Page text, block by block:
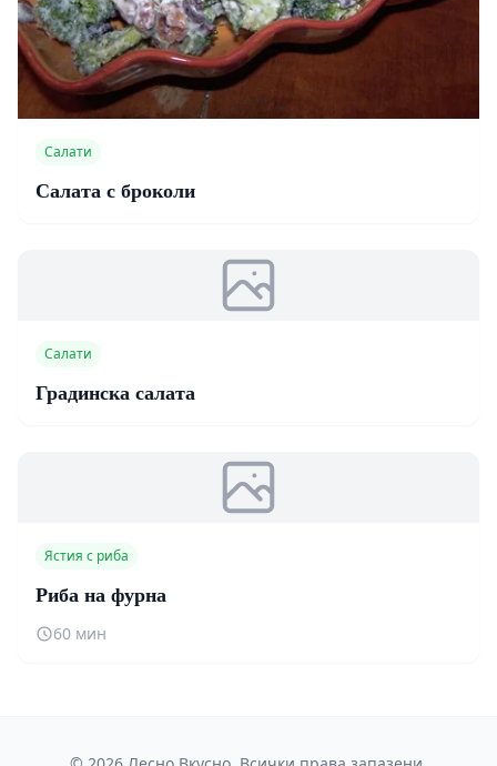
Салати
Салата с броколи
Салати
Градинска салата
Ястия с риба
Риба на фурна
60 мин